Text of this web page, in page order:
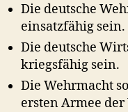
Die deutsche
einsatzfähig sein.
Die deutsche
kriegsfähig sein.
Die Wehrmacht
ersten Armee